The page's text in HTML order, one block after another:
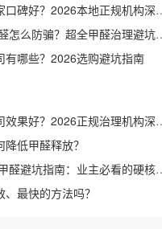
好？2026本地正规机构深度盘点
么防骗？超全甲醛治理避坑指南
有哪些？2026选购避坑指南
好？2026正规治理机构深度测评
低甲醛释放？
坑指南：业主必看的硬核去味攻略
最快的方法吗？